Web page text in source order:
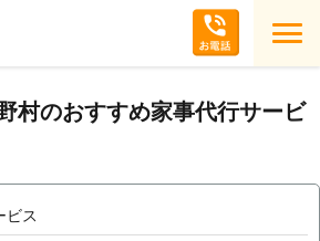
村のおすすめ家事代行サービ
ビス